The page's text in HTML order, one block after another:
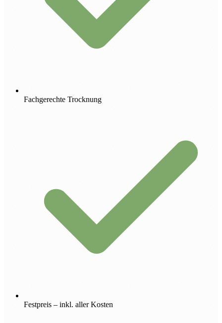
Fachgerechte Trocknung
Festpreis – inkl. aller Kosten